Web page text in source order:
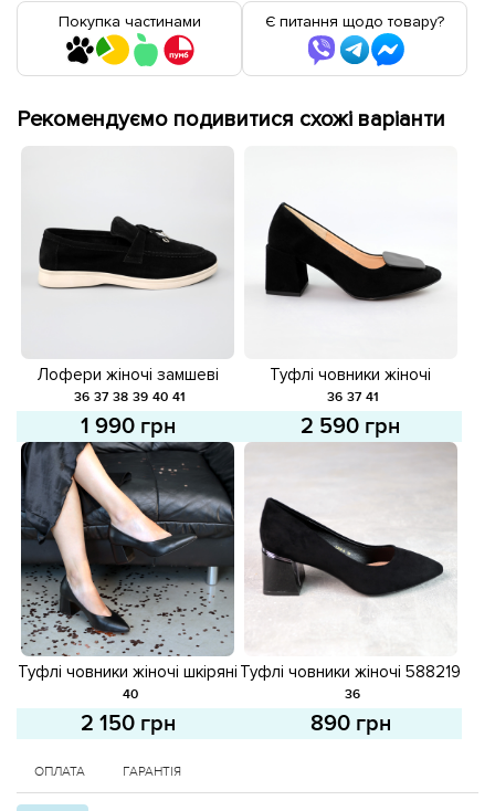
Покупка частинами Є питання щодо товару?
Рекомендуємо подивитися схожі варіанти
Лофери жіночі замшеві
585379 Чорні
36 37 38 39 40 41
1 990 грн
Туфлі човники жіночі
замшеві 586634 Чорні
36 37 41
2 590 грн
Туфлі човники жіночі шкіряні
586635 Чорні
40
2 150 грн
Туфлі човники жіночі 588219
Чорні
36
890 грн
ОПЛАТА ГАРАНТІЯ